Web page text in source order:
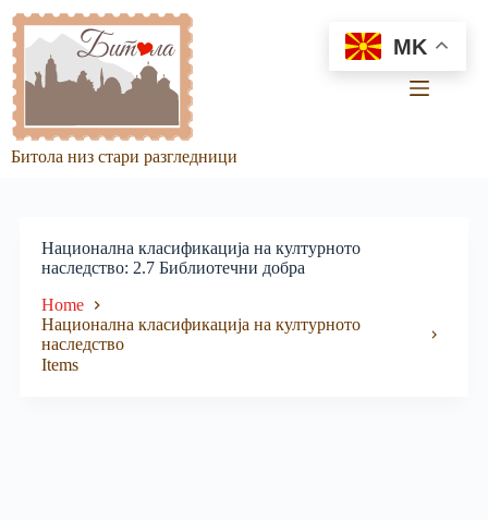
content
Битола низ стари разгледници
Национална класификација на културното
наследство 2.7 Библиотечни добра
Home
Национална класификација на културното
наследство
Items
MK